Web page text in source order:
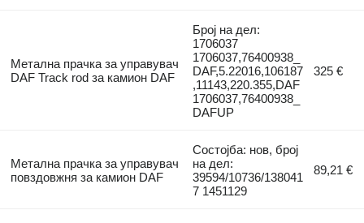
Метална прачка за управувач
DAF Track rod за камион DAF
Број на дел:
1706037
1706037,76400938_
DAF,5.22016,106187
,11143,220.355,DAF
1706037,76400938_
DAFUP
325 €
Метална прачка за управувач
повздовжня за камион DAF
Состојба: нов, број
на дел:
39594/10736/138041
7 1451129
89,21 €